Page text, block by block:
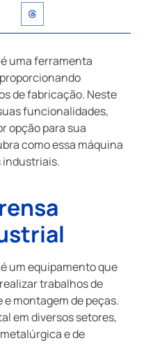
uma ferramenta
de fabricação. Neste
funcionalidades,
opção para sua
como essa máquina
industriais.
um equipamento que
trabalhos de
montagem de peças.
em diversos setores,
e de